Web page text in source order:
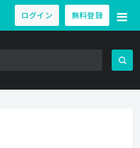
ログイン 無料登録